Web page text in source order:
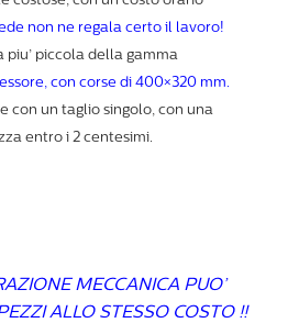
non ne regala certo il lavoro!
piu’ piccola della gamma
con corse di 400×320 mm.
con un taglio singolo, con una
entro i 2 centesimi.
MECCANICA PUO’
ALLO STESSO COSTO !!